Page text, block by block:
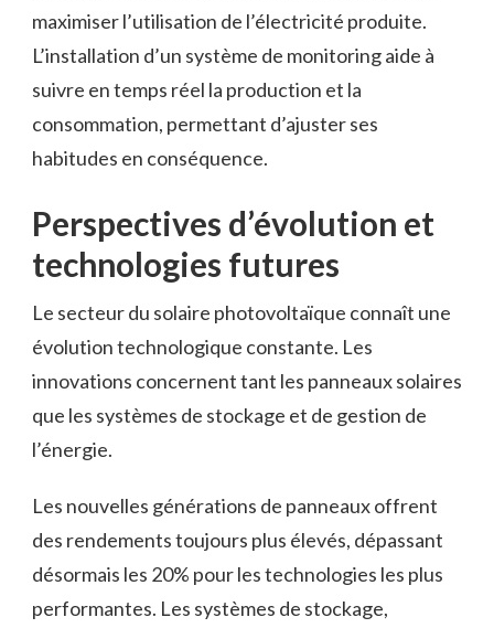
maximiser l’utilisation de l’électricité produite.
L’installation d’un système de monitoring aide à
suivre en temps réel la production et la
consommation, permettant d’ajuster ses
habitudes en conséquence.
Perspectives d’évolution et
technologies futures
Le secteur du solaire photovoltaïque connaît une
évolution technologique constante. Les
innovations concernent tant les panneaux solaires
que les systèmes de stockage et de gestion de
l’énergie.
Les nouvelles générations de panneaux offrent
des rendements toujours plus élevés, dépassant
désormais les 20% pour les technologies les plus
performantes. Les systèmes de stockage,